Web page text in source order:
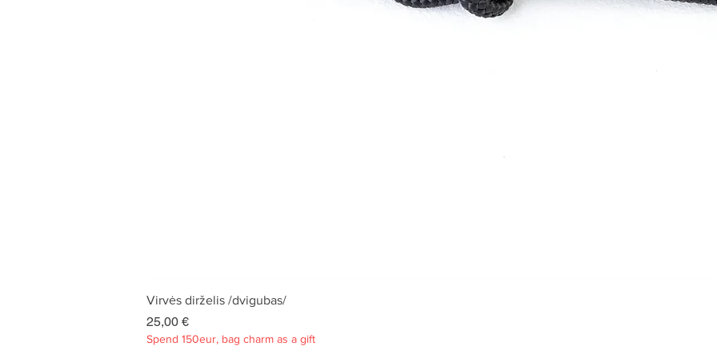
Virvės dirželis /dvigubas/
Kaina
25,00 €
Spend 150eur, bag charm as a gift